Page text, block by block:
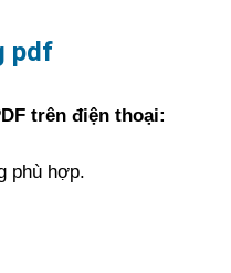
pdf
trên điện thoại:
phù hợp.